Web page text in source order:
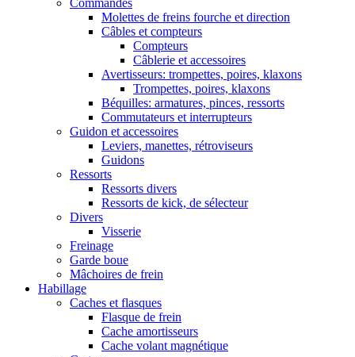
Commandes
Molettes de freins fourche et direction
Câbles et compteurs
Compteurs
Câblerie et accessoires
Avertisseurs: trompettes, poires, klaxons
Trompettes, poires, klaxons
Béquilles: armatures, pinces, ressorts
Commutateurs et interrupteurs
Guidon et accessoires
Leviers, manettes, rétroviseurs
Guidons
Ressorts
Ressorts divers
Ressorts de kick, de sélecteur
Divers
Visserie
Freinage
Garde boue
Mâchoires de frein
Habillage
Caches et flasques
Flasque de frein
Cache amortisseurs
Cache volant magnétique